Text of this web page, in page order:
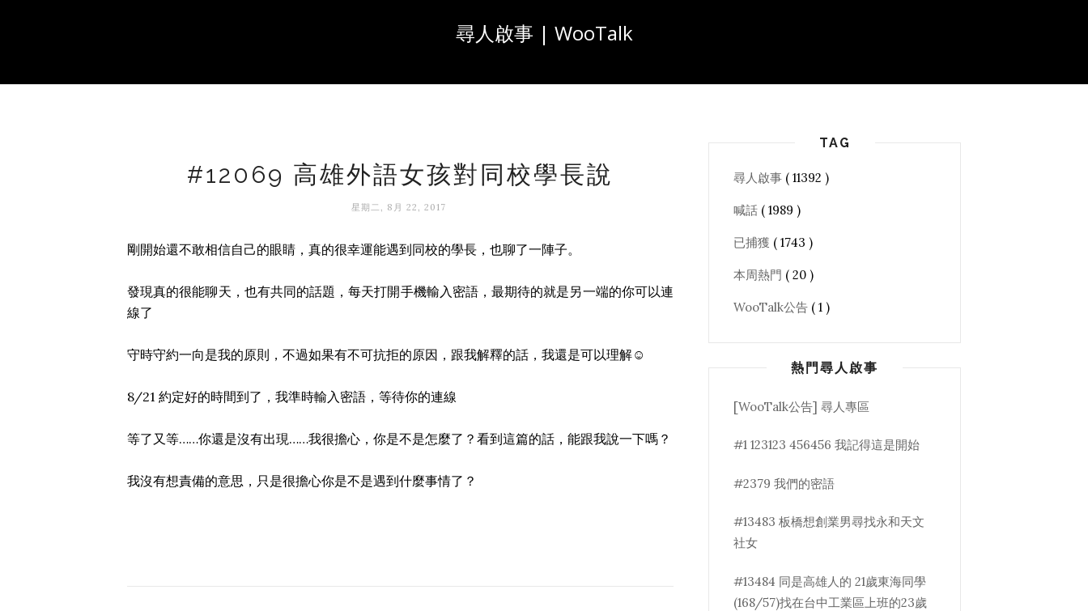
尋人啟事 | WooTalk
#12069 高雄外語女孩對同校學長說
星期二, 8月 22, 2017
剛開始還不敢相信自己的眼睛，真的很幸運能遇到同校的學長，也聊了一陣子。
發現真的很能聊天，也有共同的話題，每天打開手機輸入密語，最期待的就是另一端的你可以連
線了
守時守約一向是我的原則，不過如果有不可抗拒的原因，跟我解釋的話，我還是可以理解☺
8/21 約定好的時間到了，我準時輸入密語，等待你的連線
等了又等……你還是沒有出現……我很擔心，你是不是怎麼了？看到這篇的話，能跟我說一下嗎？
我沒有想責備的意思，只是很擔心你是不是遇到什麼事情了？
TAG
尋人啟事 ( 11392 )
喊話 ( 1989 )
已捕獲 ( 1743 )
本周熱門 ( 20 )
WooTalk公告 ( 1 )
熱門尋人啟事
[WooTalk公告] 尋人專區
#1 123123 456456 我記得這是開始
#2379 我們的密語
#13483 板橋想創業男尋找永和天文
社女
#13484 同是高雄人的 21歲東海同學
(168/57)找在台中工業區上班的23歲